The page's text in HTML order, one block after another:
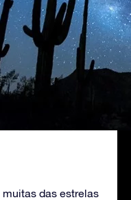
das estrelas